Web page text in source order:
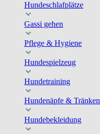
Hundeschlafplätze
Gassi gehen
Pflege & Hygiene
Hundespielzeug
Hundetraining
Hundenäpfe & Tränken
Hundebekleidung